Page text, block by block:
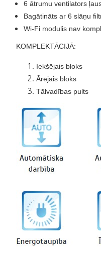
6 ātrumu ventilators
Bagātināts ar 6 slāņu
Wi-Fi modulis nav
KOMPLEKTĀCIJĀ:
Iekšējais bloks
Ārējais bloks
Tālvadības pults